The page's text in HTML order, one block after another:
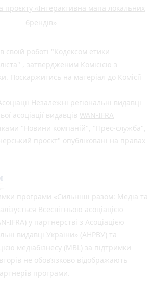
проєкту «Інтерактивна мапа локальних
брендів»
своїй роботі "Кодексом етики
, затвердженим Комісією з
Поскаржитись на матеріал до Комісії
Незалежні регіональні видавці
асоціації видавців WAN-IFRA
"Новини компаній", "Прес-служба",
проєкт" опубліковані на правах
програми «Сильніші разом: Медіа та
Всесвітньою асоціацією
IFRA) у партнерстві з Асоціацією
видавці України» (АНРВУ) та
медіабізнесу (MBL) за підтримки
не обов’язково відображають
програми.